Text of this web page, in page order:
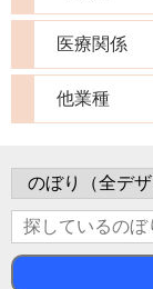
医療関係
他業種